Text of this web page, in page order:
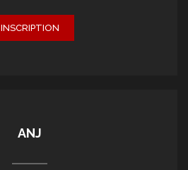
INSCRIPTION
ANJ